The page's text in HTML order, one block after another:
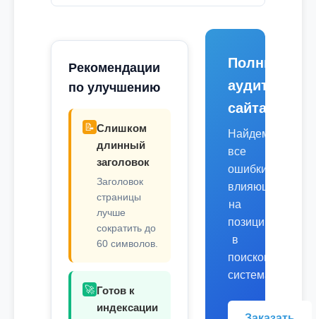
Рекомендации
по улучшению
📝 Слишком
длинный
заголовок
Заголовок
страницы
лучше
сократить до
60 символов.
🚀 Готов к
индексации
Полный
аудит
сайта
Найдем
все
ошибки,
влияющие
на
позиции
в
поисковых
системах.